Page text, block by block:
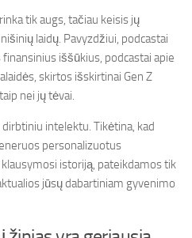
tik augs, tačiau keisis jų
laidų. Pavyzdžiui, podcastai
iššūkius, podcastai apie
skirtos išskirtinai Gen Z
nei jų tėvai.
intelektu. Tikėtina, kad
personalizuotus
klausymosi istoriją, pateikdamos tik
jūsų dabartiniam gyvenimo